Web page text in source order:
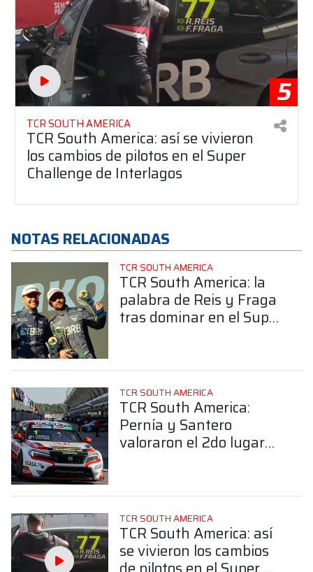
5
TCR SOUTH AMERICA
TCR South America: así se vivieron
los cambios de pilotos en el Super
Challenge de Interlagos
NOTAS RELACIONADAS
TCR SOUTH AMERICA
TCR South America: la
palabra de Reis y Fraga
tras dominar en el Super
TCR SOUTH AMERICA
TCR South America:
Pernía y Santero
valoraron el 2do lugar
TCR SOUTH AMERICA
TCR South America: así
se vivieron los cambios